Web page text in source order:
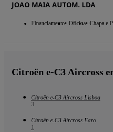
JOAO MAIA AUTOM. LDA
Financiamento Oficina Chapa e
Citroën e-C3 Aircross
Citroën e-C3 Aircross Lisboa
3
Citroën e-C3 Aircross Faro
1